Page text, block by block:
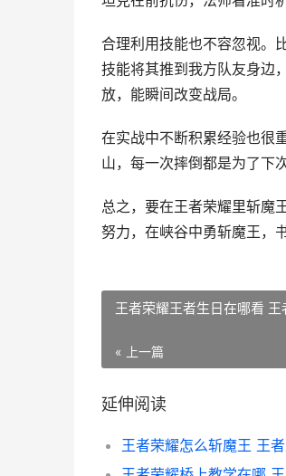
合理利用技能也不容忽视。
技能将其推到我方队友身边
放，能瞬间改变战局。
在实战中不断积累经验也很
山，每一次摔倒都是为了下
总之，要在王者荣耀里斩魔
努力，在峡谷中勇斩魔王，
王者荣耀王者生日在哪看 王
« 上一篇
延伸阅读
王者荣耀怎么斩魔王 王